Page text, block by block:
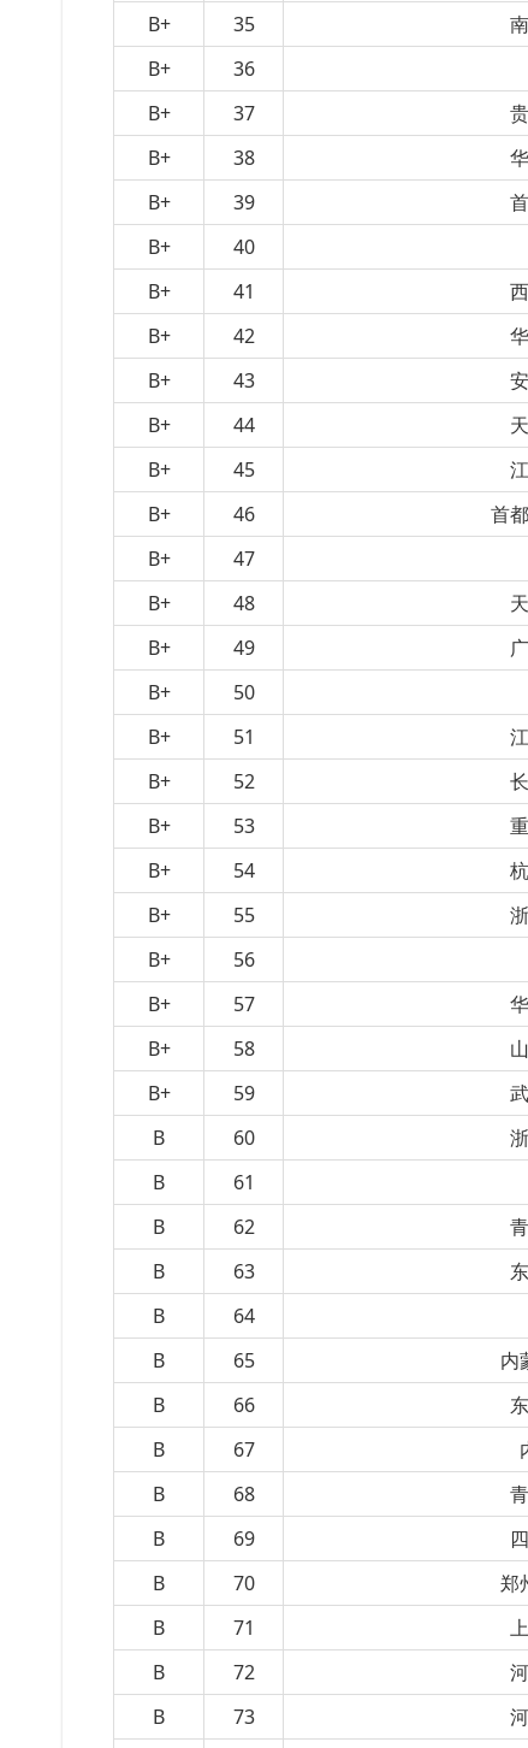
B+
35
B+
36
B+
37
B+
38
B+
39
B+
40
B+
41
B+
42
B+
43
B+
44
B+
45
B+
46 首
B+
47
B+
48
B+
49
B+
50
B+
51
B+
52
B+
53
B+
54
B+
55
B+
56
B+
57
B+
58
B+
59
B
60
B
61
B
62
B
63
B
64
B
65 内
B
66
B
67
B
68
B
69
B
70 郑
B
71
B
72
B
73